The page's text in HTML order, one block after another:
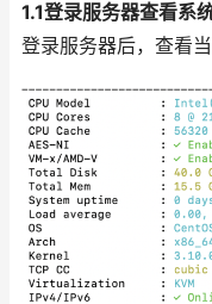
1.1登录服务器查看系
登录服务器后，查看